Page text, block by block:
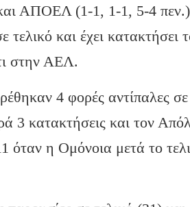
ΑΠΟΕΛ (1-1, 1-1, 5-4 πεν.).
και έχει κατακτήσει
στην ΑΕΛ.
4 φορές αντίπαλες
3 κατακτήσεις και τον
όταν η Ομόνοια μετά το